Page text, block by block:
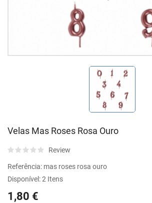
Velas Mas Roses Rosa Ouro
Review
Referência: mas roses rosa ouro
Disponível:2 Itens
1,80 €